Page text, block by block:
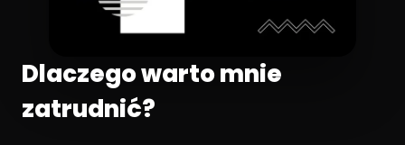
Dlaczego warto mnie
zatrudnić?